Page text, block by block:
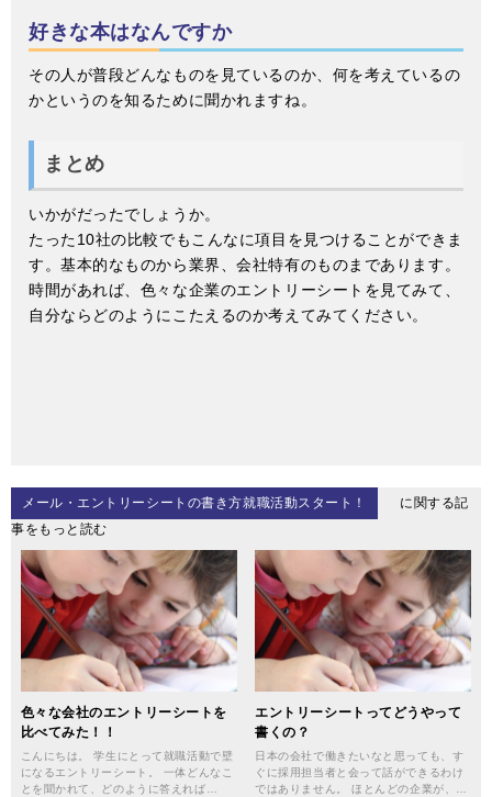
好きな本はなんですか
その人が普段どんなものを見ているのか、何を考えているの
かというのを知るために聞かれますね。
まとめ
いかがだったでしょうか。
たった10社の比較でもこんなに項目を見つけることができま
す。基本的なものから業界、会社特有のものまであります。
時間があれば、色々な企業のエントリーシートを見てみて、
自分ならどのようにこたえるのか考えてみてください。
メール・エントリーシートの書き方就職活動スタート！
に関する記
事をもっと読む
色々な会社のエントリーシートを
比べてみた！！
こんにちは。 学生にとって就職活動で壁
になるエントリーシート。 一体どんなこ
とを聞かれて、どのように答えれば…
エントリーシートってどうやって
書くの？
日本の会社で働きたいなと思っても、す
ぐに採用担当者と会って話ができるわけ
ではありません。 ほとんどの企業が、…